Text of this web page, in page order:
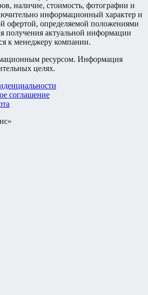
наличие, стоимость, фотографии и
информационный характер и
офертой, определяемой положениями
получения актуальной информации
к менеджеру компании.
ресурсом. Информация
целях.
соглашение